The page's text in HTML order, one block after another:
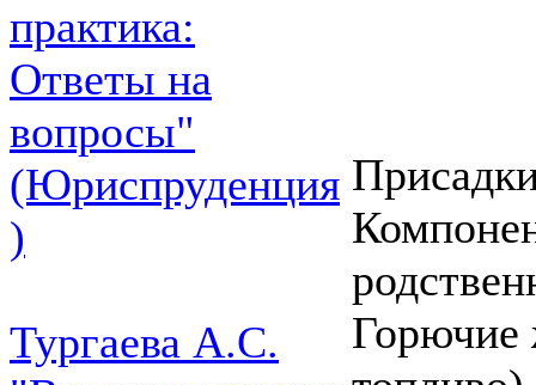
практика:
Ответы на
вопросы"
(Юриспруденция
)
Тургаева А.С.
Горючие